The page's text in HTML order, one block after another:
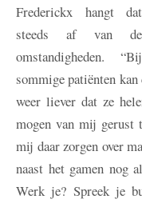
Frederickx hangt dat
steeds af van de
omstandigheden. “Bij
sommige patiënten
weer liever dat ze
mogen van mij gerust
mij daar zorgen over
naast het gamen nog
Werk je? Spreek je